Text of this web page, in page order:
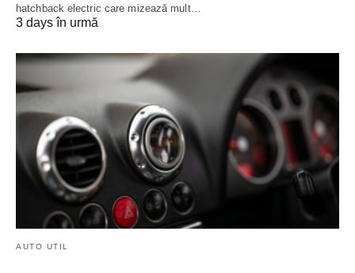
hatchback electric care mizează mult…
3 days în urmă
AUTO UTIL